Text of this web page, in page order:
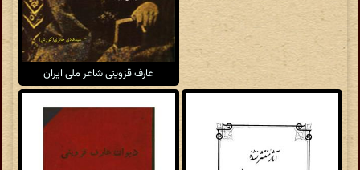
عارف قزوینی شاعر ملی ایران